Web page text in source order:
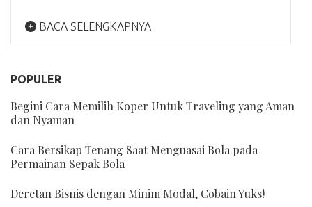
BACA SELENGKAPNYA
POPULER
Begini Cara Memilih Koper Untuk Traveling yang Aman
dan Nyaman
Cara Bersikap Tenang Saat Menguasai Bola pada
Permainan Sepak Bola
Deretan Bisnis dengan Minim Modal, Cobain Yuks!